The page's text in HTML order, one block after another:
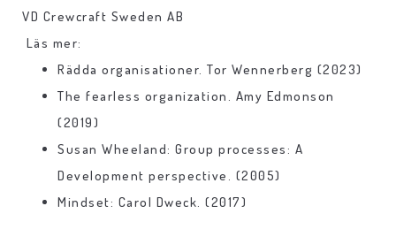
VD Crewcraft Sweden AB
Läs mer:
Rädda organisationer. Tor Wennerberg (2023)
The fearless organization. Amy Edmonson
(2019)
Susan Wheeland: Group processes: A
Development perspective. (2005)
Mindset: Carol Dweck. (2017)